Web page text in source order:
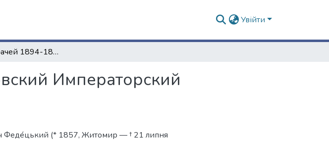
Увійти
Выпуск врачей 1894-1895 [Харьковский Императорский университет]: [фотоальбом]
Императорский
Феде́цький (* 1857, Житомир — † 21 липня